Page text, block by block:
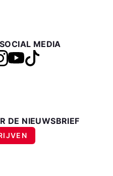
MEDIA
DE NIEUWSBRIEF